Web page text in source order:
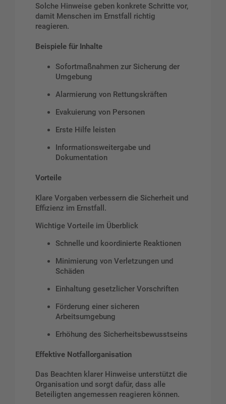
Solche Hinweise geben konkrete Schritte vor,
damit Menschen im Ernstfall richtig
reagieren.
Beispiele für Inhalte
Sofortmaßnahmen zur Sicherung der
Umgebung
Alarmierung von Rettungskräften
Evakuierung von Personen
Erste Hilfe leisten
Informationsweitergabe und
Dokumentation
Vorteile
Klare Vorgaben verbessern die Sicherheit und
Effizienz im Ernstfall.
Wichtige Vorteile im Überblick
Schnelle und koordinierte Reaktionen
Minimierung von Verletzungen und
Schäden
Einhaltung gesetzlicher Vorschriften
Förderung einer sicheren
Arbeitsumgebung
Erhöhung des Sicherheitsbewusstseins
Effektive Notfallorganisation
Das Beachten klarer Hinweise unterstützt die
Organisation und sorgt dafür, dass alle
Beteiligten angemessen reagieren können.